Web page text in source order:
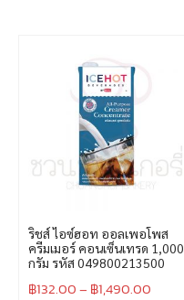
ริชส์ ไอซ์ฮอท ออลเพอโพส
ครีมเมอร์ คอนเซ็นเทรด 1,000
กรัม รหัส 049800213500
฿132.00– ฿1,490.00